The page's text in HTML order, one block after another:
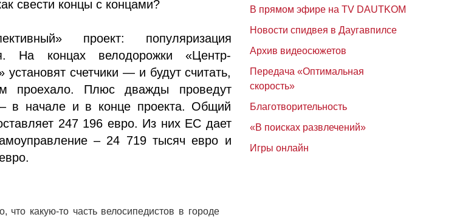
свести концы с концами?
проект: популяризация
На концах велодорожки «Центр-
установят счетчики — и будут считать,
проехало. Плюс дважды проведут
– в начале и в конце проекта. Общий
247 196 евро. Из них ЕС дает
– 24 719 тысяч евро и
что какую-то часть велосипедистов в городе
В прямом эфире на TV DAUTKOM
Новости спидвея в Даугавпилсе
Архив видеосюжетов
Передача «Оптимальная
скорость»
Благотворительность
«В поисках развлечений»
Игры онлайн